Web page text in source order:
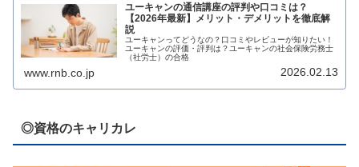
ユーキャンの通信講座の評判や口コミは？
【2026年最新】メリット・デメリットを徹底解
説
ユーキャンってどうなの？口コミやレビューが知りたい！
ユーキャンの評価・評判は？ユーキャンの社会保険労務士
（社労士）の合格
www.rnb.co.jp 2026.02.13
◎資格のキャリカレ